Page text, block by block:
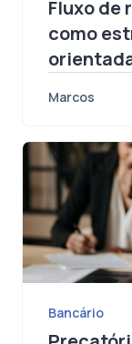
Documentos
Fluxo de
como